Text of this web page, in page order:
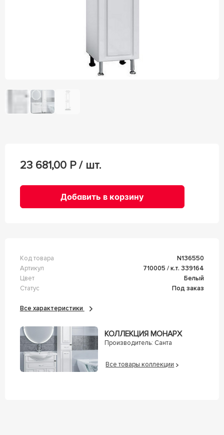
23 681,00 Р / шт.
Добавить в корзину
Код товара
n136550
Артикул
710005 / к.т. 339164
Цвет
Белый
Статус
Под заказ
Все характеристики
КОЛЛЕКЦИЯ МОНАРХ
Производитель: Санта
Все товары коллекции